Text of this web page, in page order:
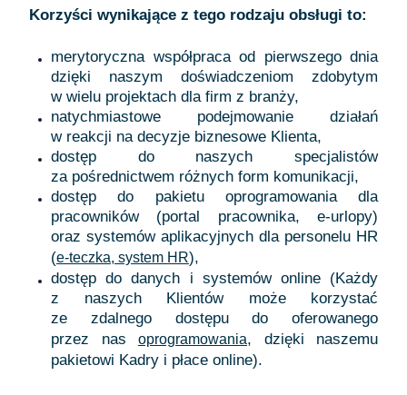
Korzyści wynikające z tego rodzaju obsługi to:
merytoryczna współpraca od pierwszego dnia
dzięki naszym doświadczeniom zdobytym
w wielu projektach dla firm z branży,
natychmiastowe podejmowanie działań
w reakcji na decyzje biznesowe Klienta,
dostęp do naszych specjalistów
za pośrednictwem różnych form komunikacji,
dostęp do pakietu oprogramowania dla
pracowników (portal pracownika, e-urlopy)
oraz systemów aplikacyjnych dla personelu HR
(e-teczka, system HR),
dostęp do danych i systemów online (Każdy
z naszych Klientów może korzystać
ze zdalnego dostępu do oferowanego
przez nas oprogramowania, dzięki naszemu
pakietowi Kadry i płace online).